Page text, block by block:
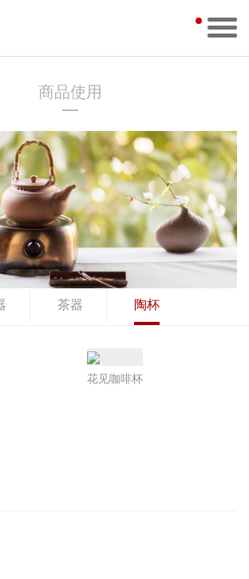
商品使用
茶器 陶杯
花见咖啡杯